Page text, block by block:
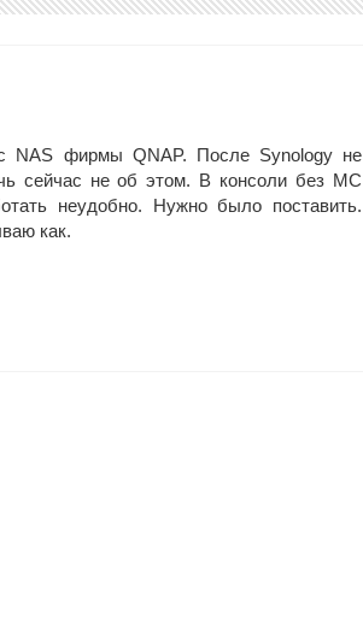
NAS фирмы QNAP. После Synology не
сейчас не об этом. В консоли без MC
неудобно. Нужно было поставить.
как.